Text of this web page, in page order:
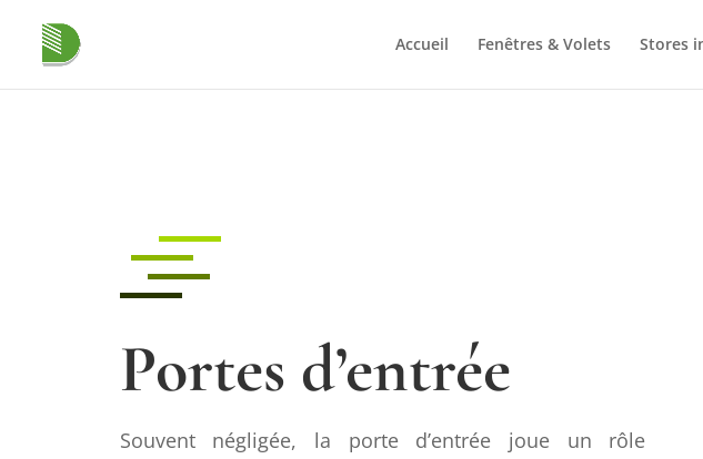
Accueil Fenêtres & Volets Stores
Portes d’entrée
Souvent négligée, la porte d’entrée joue un rôle